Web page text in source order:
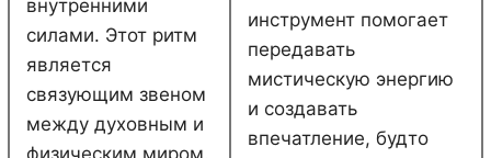
внутренними
силами. Этот ритм
является
связующим звеном
между духовным и
инструмент помогает
передавать
мистическую энергию
и создавать
впечатление, будто